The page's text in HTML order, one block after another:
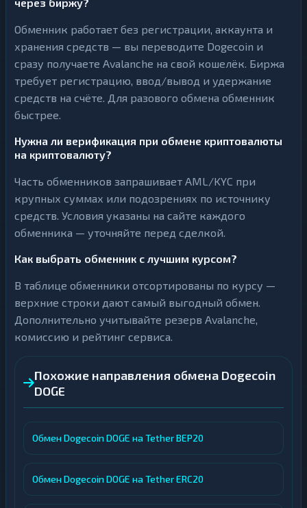
Обменник работает без регистрации, аккаунта и
хранения средств — вы переводите Dogecoin и
сразу получаете Avalanche на свой кошелёк. Биржа
требует регистрацию, ввод/вывод и удержание
средств на счёте. Для разового обмена обменник
быстрее.
Нужна ли верификация при обмене криптовалюты
на криптовалюту?
Часть обменников запрашивает AML/KYC при
крупных суммах или подозрениях по источнику
средств. Условия указаны на сайте каждого
обменника — уточняйте перед сделкой.
Как выбрать обменник с лучшим курсом?
В таблице обменники отсортированы по курсу —
верхние строки дают самый выгодный обмен.
Дополнительно учитывайте резерв Avalanche,
комиссию и рейтинг сервиса.
Похожие направления обмена Dogecoin
DOGE
Обмен Dogecoin DOGE на Tether BEP20
Обмен Dogecoin DOGE на Tether ERC20